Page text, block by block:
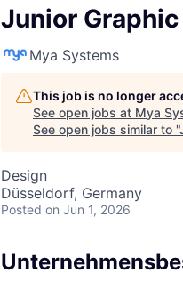
Junior
Mya Systems
This job is no longer
See open jobs at Mya
See open jobs similar to "
Design
Düsseldorf, Germany
Posted on Jun 1, 2026